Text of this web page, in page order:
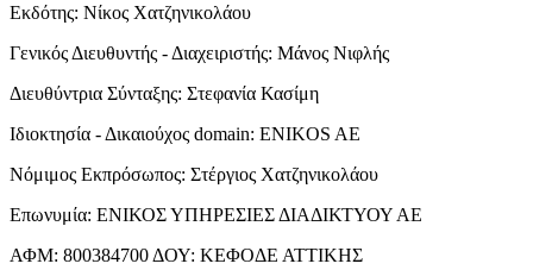
Εκδότης: Νίκος Χατζηνικολάου
Γενικός Διευθυντής - Διαχειριστής: Μάνος Νιφλής
Διευθύντρια Σύνταξης: Στεφανία Κασίμη
Ιδιοκτησία - Δικαιούχος domain: ENIKOS AE
Νόμιμος Εκπρόσωπος: Στέργιος Χατζηνικολάου
Επωνυμία: ΕΝΙΚΟΣ ΥΠΗΡΕΣΙΕΣ ΔΙΑΔΙΚΤΥΟΥ ΑΕ
ΑΦΜ: 800384700 ΔΟΥ: ΚΕΦΟΔΕ ΑΤΤΙΚΗΣ